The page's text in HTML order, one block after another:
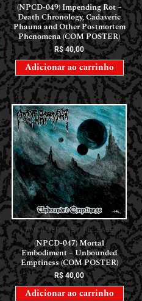
(NPCD-049) Impending Rot –
Death Chronology, Cadaveric
Phauna and Other Postmortem
Phenomena (COM POSTER)
R$40,00
Adicionar ao carrinho
LANÇAMENTOS // RELEASES
(NPCD-047) Mortal
Embodiment – Unbounded
Emptiness (COM POSTER)
R$40,00
Adicionar ao carrinho